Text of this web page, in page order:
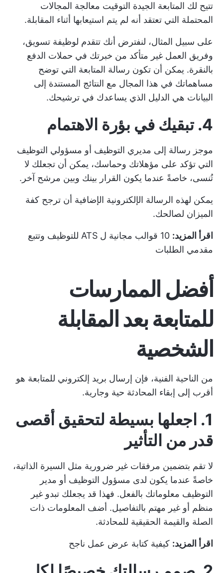
تتيح لك المتابعة الجيدة التوقيت معالجة المجالات
المحتملة التي تعتقد أنه لم يتم استيعابها أثناء المقابلة.
على سبيل المثال، لنفترض أنك تتقدم لوظيفة تسويق،
وفريق العمل غير متأكد من خبرتك في حملات الدفع
بالنقرة. يمكن أن تكون رسالة المتابعة التي توضح
مساهماتك في هذا المجال مع النتائج المستندة إلى
البيانات هي الدليل الذي يساعدك في ترشيحك.
4. تبقيك في بؤرة الاهتمام
موجز رسالة إلى مديري التوظيف أو مسؤولي التوظيف
التي تؤكد على مؤهلاتك وحماسك، يمكن أن تجعلك لا
تُنسى، خاصةً عندما يكون القرار بينك وبين مرشح آخر.
يمكن لهذه الرسالة الإلكترونية الإضافية أن ترجح كفة
الميزان لصالحك.
اقرأ المزيد:
10 قوالب مجانية ل ATS للتوظيف وتتبع
مقدمي الطلبات
أفضل الممارسات
للمتابعة بعد المقابلة
الشخصية
من الناحية الفنية، فإن إرسال بريد إلكتروني للمتابعة هو
أقرب إلى إبقاء المحادثة حية وجارية.
1. اجعلها بسيطة لتحقيق أقصى
قدر من التأثير
لا تقم بتضمين مرفقات غير ضرورية مثل السيرة الذاتية،
خاصةً عندما يكون لدى مسؤول التوظيف أو مدير
التوظيف معلوماتك بالفعل. فهذا قد يجعلك تبدو غير
منظم أو غير مهتم بالتفاصيل. أضف المعلومات ذات
الصلة والقيمة الحقيقية للمحادثة.
اقرأ المزيد: كيفية كتابة عرض عمل ناجح